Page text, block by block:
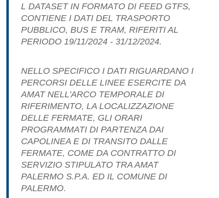
Archivio
Documenti
Linee
Guida
Open
Data
L DATASET IN FORMATO DI FEED GTFS,
CONTIENE I DATI DEL TRASPORTO
PUBBLICO, BUS E TRAM, RIFERITI AL
PERIODO 19/11/2024 - 31/12/2024.
NELLO SPECIFICO I DATI RIGUARDANO I
PERCORSI DELLE LINEE ESERCITE DA
AMAT NELL'ARCO TEMPORALE DI
RIFERIMENTO, LA LOCALIZZAZIONE
DELLE FERMATE, GLI ORARI
PROGRAMMATI DI PARTENZA DAI
CAPOLINEA E DI TRANSITO DALLE
FERMATE, COME DA CONTRATTO DI
SERVIZIO STIPULATO TRA AMAT
PALERMO S.P.A. ED IL COMUNE DI
PALERMO.